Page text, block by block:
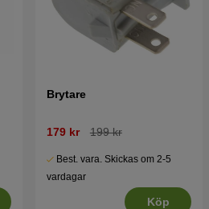
Brytare
179 kr 199 kr
Best. vara. Skickas om 2-5
vardagar
Köp